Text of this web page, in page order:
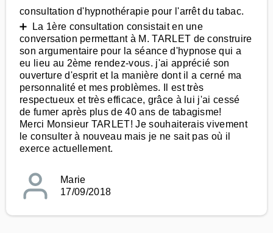
consultation d'hypnothérapie pour l'arrêt du tabac.
➕ La 1ère consultation consistait en une
conversation permettant à M. TARLET de construire
son argumentaire pour la séance d'hypnose qui a
eu lieu au 2ème rendez-vous. j'ai apprécié son
ouverture d'esprit et la manière dont il a cerné ma
personnalité et mes problèmes. Il est très
respectueux et très efficace, grâce à lui j'ai cessé
de fumer après plus de 40 ans de tabagisme!
Merci Monsieur TARLET! Je souhaiterais vivement
le consulter à nouveau mais je ne sait pas où il
exerce actuellement.
Marie
17/09/2018